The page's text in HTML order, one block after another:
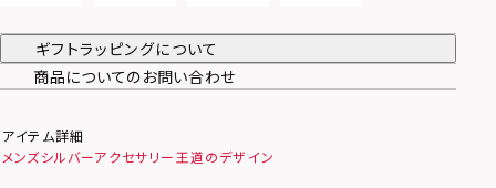
ギフトラッピングについて
商品についてのお問い合わせ
アイテム詳細
メンズシルバーアクセサリー王道のデザイン